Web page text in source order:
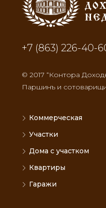
+7 (863) 226-40-
© 2017 “Контора
Паршинъ и
Коммерческая
Участки
Дома с участком
Квартиры
Гаражи